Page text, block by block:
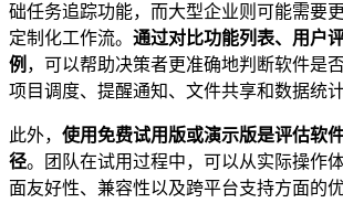
础任务追踪功能，而大型企业则可能需要
定制化工作流。 通过对比功能列表、用户
例 ，可以帮助决策者更准确地判断软件是
项目调度、提醒通知、文件共享和数据统计
此外， 使用免费试用版或演示版是评估软
径。团队在试用过程中，可以从实际操作
面友好性、兼容性以及跨平台支持方面的